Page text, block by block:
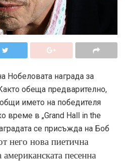
Нобеловата награда за
обеща предварително,
името на победителя
време в „Grand Hall in the
се присъжда на Боб
него нова пиетична
песенна